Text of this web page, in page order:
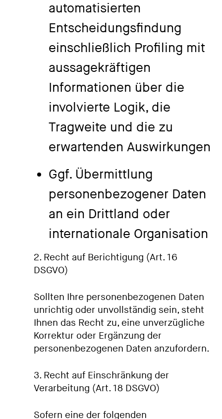
automatisierten
Entscheidungsfindung
einschließlich Profiling mit
aussagekräftigen
Informationen über die
involvierte Logik, die
Tragweite und die zu
erwartenden Auswirkungen
Ggf. Übermittlung
personenbezogener Daten
an ein Drittland oder
internationale Organisation
2. Recht auf Berichtigung (Art. 16
DSGVO)
Sollten Ihre personenbezogenen Daten
unrichtig oder unvollständig sein, steht
Ihnen das Recht zu, eine unverzügliche
Korrektur oder Ergänzung der
personenbezogenen Daten anzufordern.
3. Recht auf Einschränkung der
Verarbeitung (Art. 18 DSGVO)
Sofern eine der folgenden